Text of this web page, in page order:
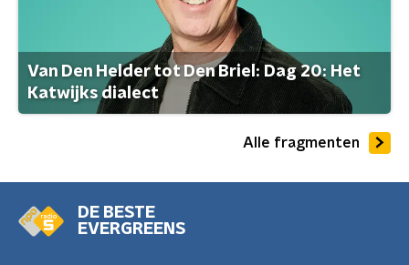
Van Den Helder tot Den Briel: Dag 20: Het
Katwijks dialect
Alle fragmenten
DE BESTE
EVERGREENS